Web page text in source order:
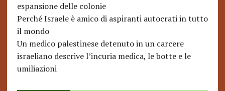
espansione delle colonie
Perché Israele è amico di aspiranti autocrati in tutto
il mondo
Un medico palestinese detenuto in un carcere
israeliano descrive l’incuria medica, le botte e le
umiliazioni